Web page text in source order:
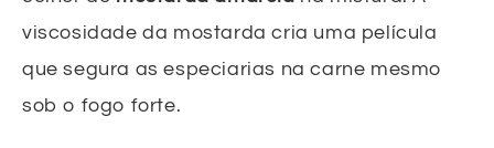
viscosidade da mostarda cria uma película
que segura as especiarias na carne mesmo
sob o fogo forte.